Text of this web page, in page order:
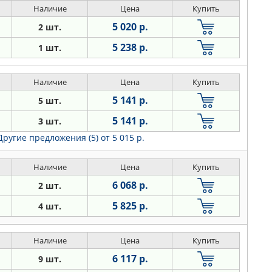
Наличие Цена Купить
2 шт. 5 020 р.
1 шт. 5 238 р.
Наличие Цена Купить
5 шт. 5 141 р.
3 шт. 5 141 р.
предложения (5) от 5 015 р.
Наличие Цена Купить
2 шт. 6 068 р.
4 шт. 5 825 р.
Наличие Цена Купить
9 шт. 6 117 р.